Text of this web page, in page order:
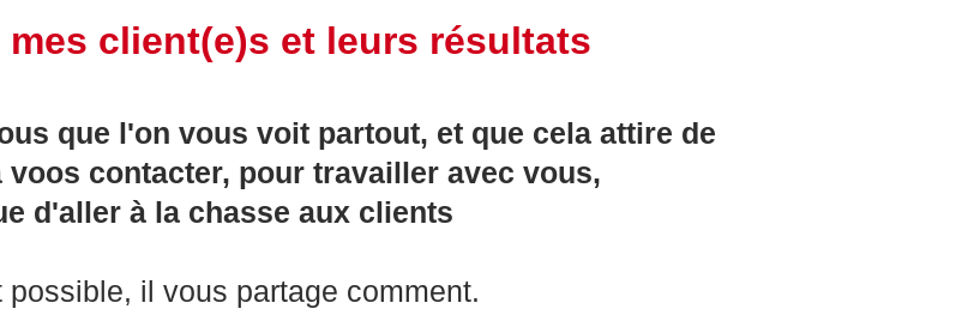
client(e)s et leurs résultats
que l'on vous voit partout, et que cela attire de
contacter, pour travailler avec vous,
d'aller à la chasse aux clients
possible, il vous partage comment.